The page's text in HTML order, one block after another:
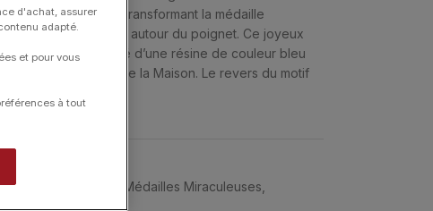
les symboles, transformant la médaille
éternellement autour du poignet. Ce joyeux
jaune est rehaussé d’une résine de couleur bleu
d’autres créations de la Maison. Le revers du motif
Médailles Miraculeuses
d'achat, assurer
adapté.
et pour vous
à tout